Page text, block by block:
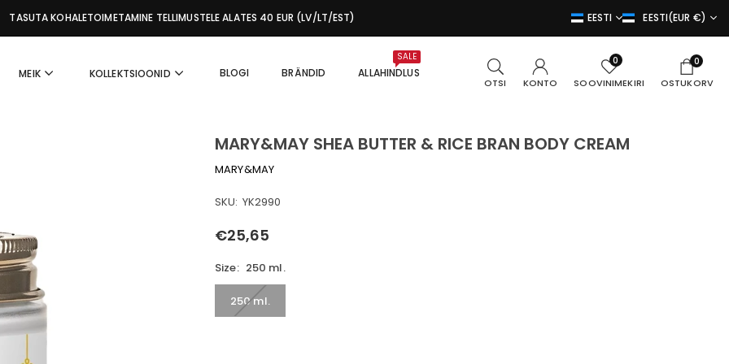
TASUTA KOHALETOIMETAMINE TELLIMUSTELE ALATES 40 EUR (LV/LT/EST) EESTI EESTI(EUR €)
MEIK KOLLEKTSIOONID BLOGI BRÄNDID ALLAHINDLUS
SALE
OTSI KONTO
0
SOOVINIMEKIRI
0
OSTUKORV
MARY&MAY SHEA BUTTER & RICE BRAN BODY CREAM
MARY&MAY
SKU: YK2990
Tavahind
€25,65
Size: 250 ml.
250 ml.